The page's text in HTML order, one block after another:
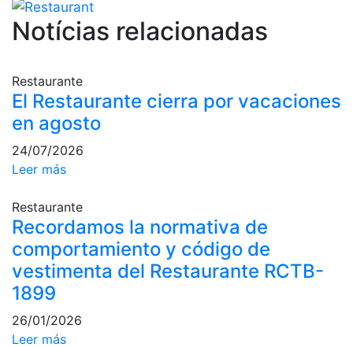
Next Gen
Palmarés
Leyendas
Jugadores
profesionales
Competiciones
Campeonato
Social de Tenis
Cuadros de
Juego
Cuadro de
Honor
Histórico del
Campeonato
Social
Fotos
Notícias relacionadas
Restaurante
El Restaurante cierra por vacaciones
en agosto
24/07/2026
Leer más
Restaurante
Recordamos la normativa de
comportamiento y código de
vestimenta del Restaurante RCTB-
1899
26/01/2026
Leer más